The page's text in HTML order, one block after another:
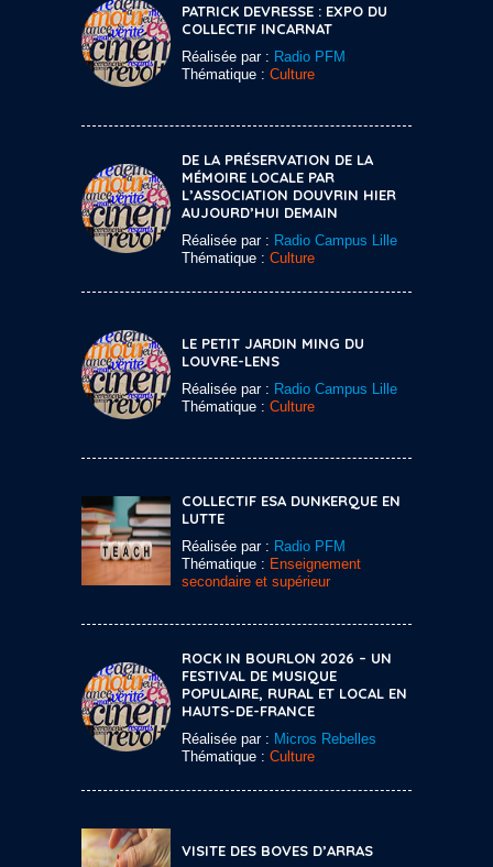
PATRICK DEVRESSE : EXPO DU
COLLECTIF INCARNAT
Réalisée par : Radio PFM
Thématique : Culture
DE LA PRÉSERVATION DE LA
MÉMOIRE LOCALE PAR
L’ASSOCIATION DOUVRIN HIER
AUJOURD’HUI DEMAIN
Réalisée par : Radio Campus Lille
Thématique : Culture
LE PETIT JARDIN MING DU
LOUVRE-LENS
Réalisée par : Radio Campus Lille
Thématique : Culture
COLLECTIF ESA DUNKERQUE EN
LUTTE
Réalisée par : Radio PFM
Thématique : Enseignement
secondaire et supérieur
ROCK IN BOURLON 2026 – UN
FESTIVAL DE MUSIQUE
POPULAIRE, RURAL ET LOCAL EN
HAUTS-DE-FRANCE
Réalisée par : Micros Rebelles
Thématique : Culture
VISITE DES BOVES D’ARRAS